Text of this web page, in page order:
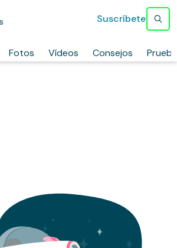
Fotos Vídeos Consejos
Suscríbete